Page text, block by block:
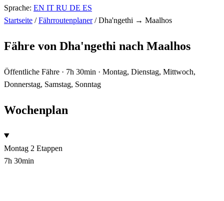
Sprache: EN IT RU DE ES
Startseite / Fährroutenplaner / Dha'ngethi → Maalhos
Fähre von Dha'ngethi nach Maalhos
Öffentliche Fähre · 7h 30min · Montag, Dienstag, Mittwoch,
Donnerstag, Samstag, Sonntag
Wochenplan
Montag 2 Etappen
7h 30min